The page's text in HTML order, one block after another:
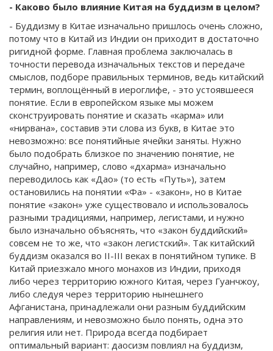
- Каково было влияние Китая на буддизм в целом?
- Буддизму в Китае изначально пришлось очень сложно,
потому что в Китай из Индии он приходит в достаточно
ригидной форме. Главная проблема заключалась в
точности перевода изначальных текстов и передаче
смыслов, подборе правильных терминов, ведь китайский
термин, воплощённый в иероглифе, - это устоявшееся
понятие. Если в европейском языке мы можем
сконструировать понятие и сказать «карма» или
«нирвана», составив эти слова из букв, в Китае это
невозможно: все понятийные ячейки заняты. Нужно
было подобрать близкое по значению понятие, не
случайно, например, слово «дхарма» изначально
переводилось как «Дао» (то есть «Путь»), затем
остановились на понятии «Фа» - «закон», но в Китае
понятие «закон» уже существовало и использовалось
разными традициями, например, легистами, и нужно
было изначально объяснять, что «закон буддийский»
совсем не то же, что «закон легистский». Так китайский
буддизм оказался во II-III веках в понятийном тупике. В
Китай приезжало много монахов из Индии, приходя
либо через территорию южного Китая, через Гуанчжоу,
либо следуя через территорию нынешнего
Афганистана, принадлежали они разным буддийским
направлениям, и невозможно было понять, одна это
религия или нет. Природа всегда подбирает
оптимальный вариант: даосизм повлиял на буддизм,